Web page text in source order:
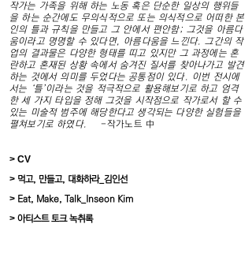
작가는 가족을 위해 하는 노동 혹은 단순한 일상의 행위들
을 하는 순간에도 무의식적으로 또는 의식적으로 어떠한 본
인의 틀과 규칙을 만들고 그 안에서 편안함; 그것을 아름다
움이라고 명명할 수 있다면, 아름다움을 느낀다. 그간의 작
업의 결과물은 다양한 형태를 띠고 있지만 그 과정에는 혼
란하고 혼재된 상황 속에서 숨겨진 질서를 찾아나가고 발견
하는 것에서 의미를 두었다는 공통점이 있다. 이번 전시에
서는 ‘틀’이라는 것을 적극적으로 활용해보기로 하고 엄격
한 세 가지 타입을 정해 그것을 시작점으로 작가로서 할 수
있는 미술적 범주에 해당한다고 생각되는 다양한 실험들을
펼쳐보기로 하였다.
-작가노트 中
> CV
> 먹고, 만들고, 대화하라_김인선
> Eat, Make, Talk_Inseon Kim
> 아티스트 토크 녹취록